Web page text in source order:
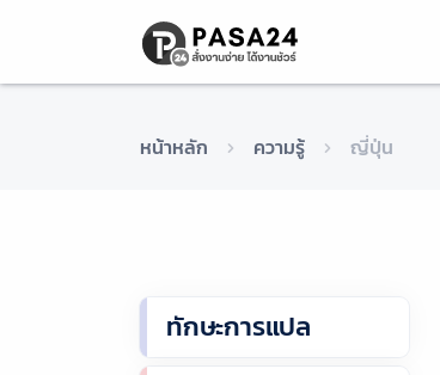
หน้าหลัก ความรู้ ญี่ปุ่น
ทักษะการแปล